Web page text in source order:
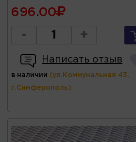
696.00
- +
Написать отзыв
в наличии (ул.Коммунальная 43,
г.Симферополь)